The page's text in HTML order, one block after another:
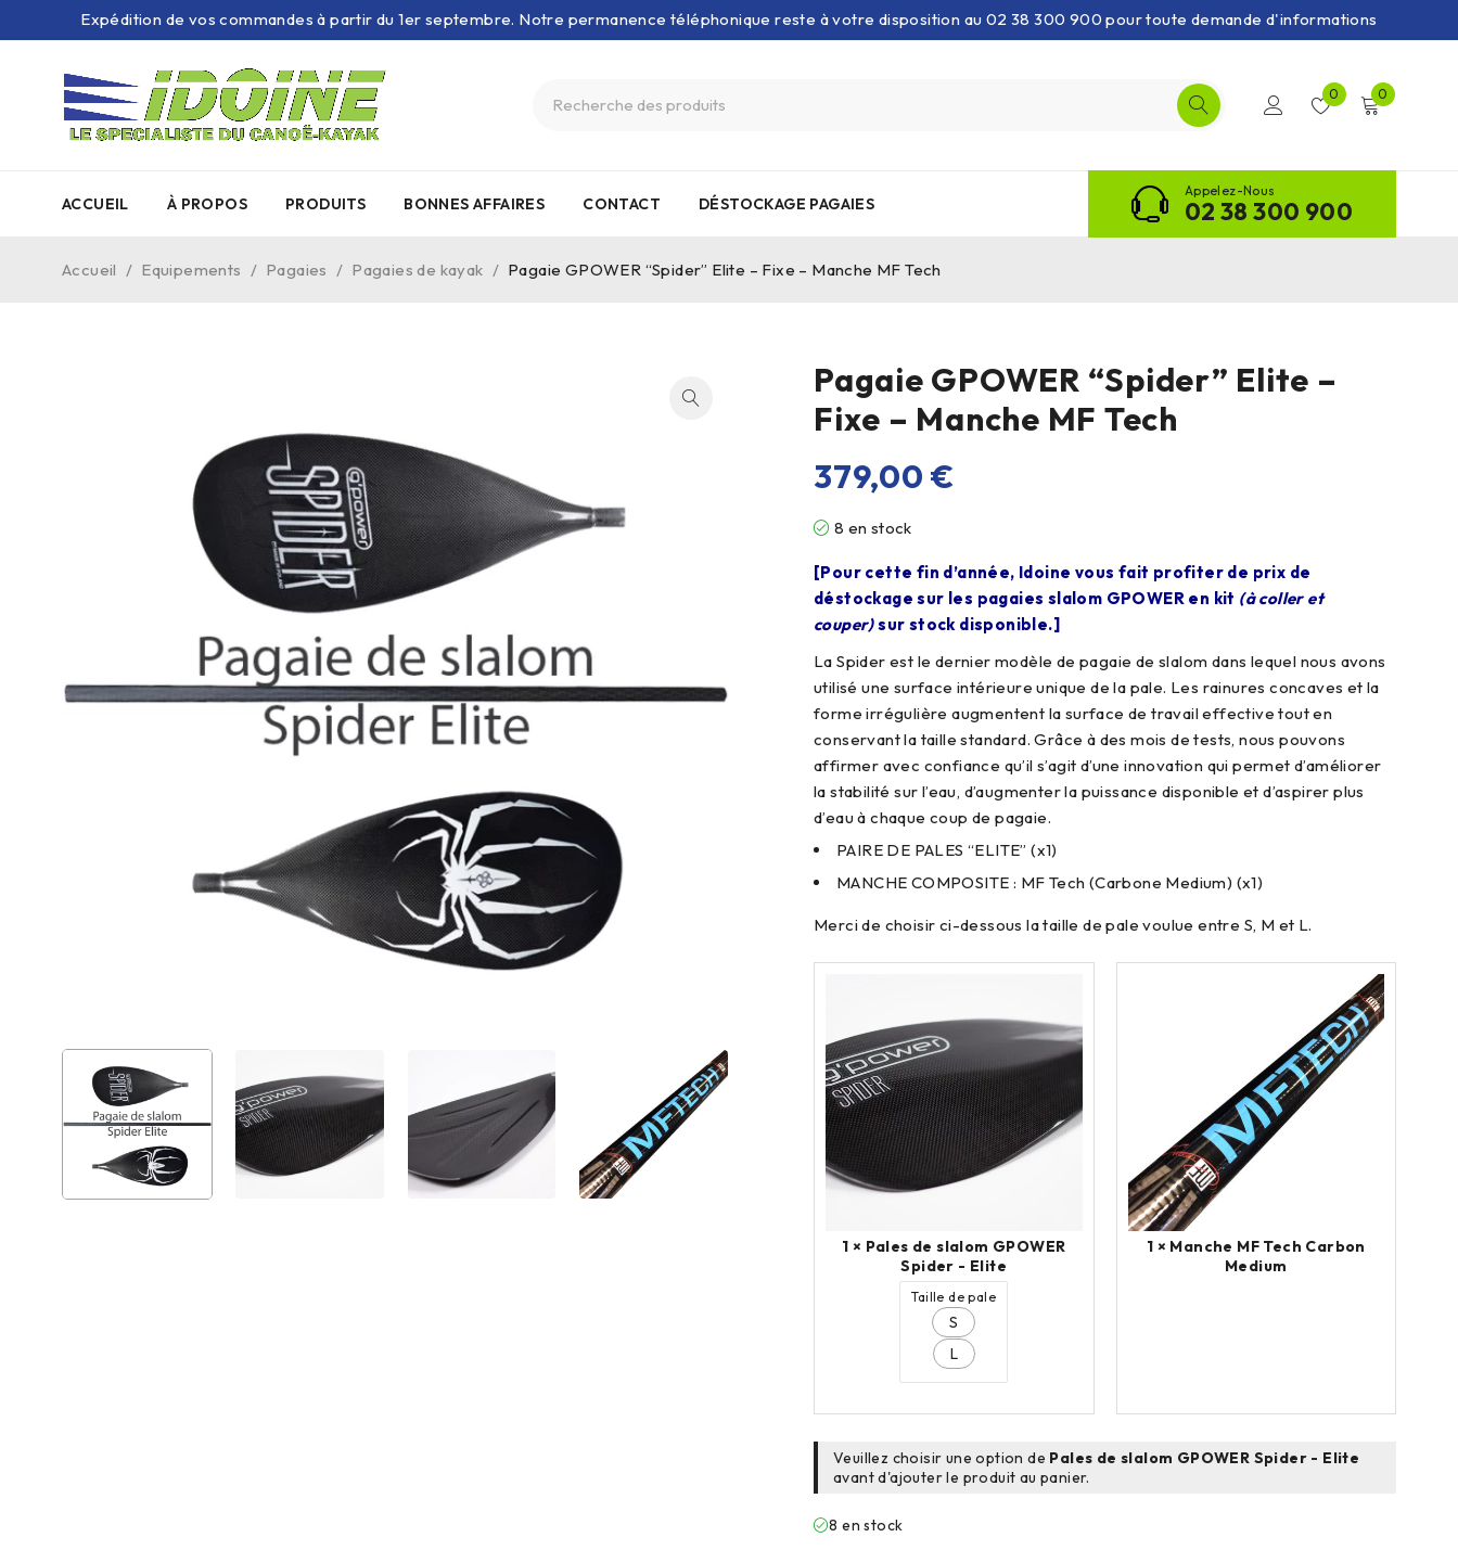
Expédition de vos commandes à partir du 1er septembre. Notre permanence téléphonique reste à votre disposition au 02 38 300 900 pour toute demande d'informations
0 0
ACCUEIL À PROPOS PRODUITS BONNES AFFAIRES CONTACT DÉSTOCKAGE PAGAIES
Appelez-Nous
02 38 300 900
Accueil / Equipements / Pagaies / Pagaies de kayak / Pagaie GPOWER “Spider” Elite – Fixe – Manche MF Tech
Pagaie GPOWER “Spider” Elite –
Fixe – Manche MF Tech
379,00€
8 en stock
[Pour cette fin d’année, Idoine vous fait profiter de prix de
déstockage sur les pagaies slalom GPOWER en kit (à coller et
couper)sur stock disponible.]
La Spider est le dernier modèle de pagaie de slalom dans lequel nous avons
utilisé une surface intérieure unique de la pale. Les rainures concaves et la
forme irrégulière augmentent la surface de travail effective tout en
conservant la taille standard. Grâce à des mois de tests, nous pouvons
affirmer avec confiance qu’il s’agit d’une innovation qui permet d’améliorer
la stabilité sur l’eau, d’augmenter la puissance disponible et d’aspirer plus
d’eau à chaque coup de pagaie.
PAIRE DE PALES “ELITE” (x1)
MANCHE COMPOSITE : MF Tech (Carbone Medium) (x1)
Merci de choisir ci-dessous la taille de pale voulue entre S, M et L.
1 × Pales de slalom GPOWER
Spider - Elite
Taille de pale
S
L
1 × Manche MF Tech Carbon
Medium
Veuillez choisir une option de Pales de slalom GPOWER Spider - Elite
avant d'ajouter le produit au panier.
8 en stock